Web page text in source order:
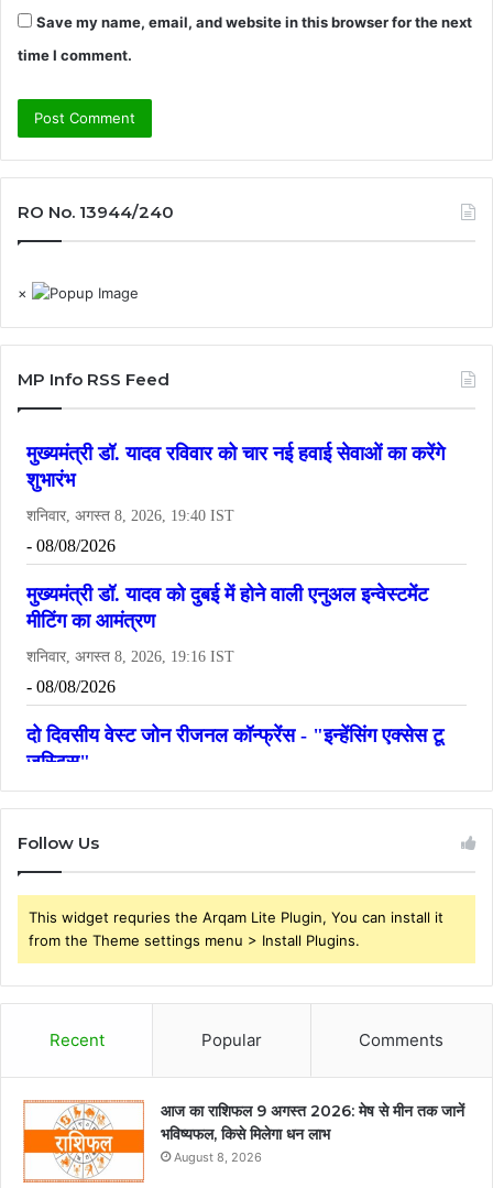
Save my name, email, and website in this browser for the next
time I comment.
RO No. 13944/240
×
MP Info RSS Feed
Follow Us
This widget requries the Arqam Lite Plugin, You can install it
from the Theme settings menu > Install Plugins.
Recent Popular Comments
आज का राशिफल 9 अगस्त 2026: मेष से मीन तक जानें
भविष्यफल, किसे मिलेगा धन लाभ
August 8, 2026